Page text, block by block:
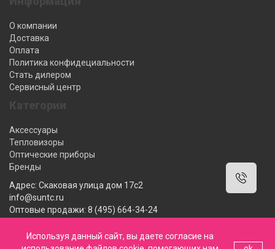
О компании
Доставка
Оплата
Политика конфидециальности
Стать дилером
Сервисный центр
Аксессуары
Тепловизоры
Оптические приборы
Бренды
Адрес: Скаковая улица дом 17с2
info@suntc.ru
Оптовые продажи: 8 (495) 664-34-24
Мы работаем: 10:00-18:00 ПН-ПТ
Используя данный сайт, вы даете согласие на